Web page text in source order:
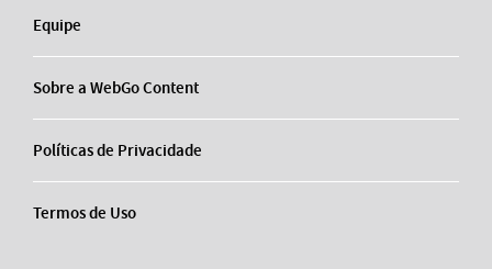
Equipe
Sobre a WebGo Content
Políticas de Privacidade
Termos de Uso